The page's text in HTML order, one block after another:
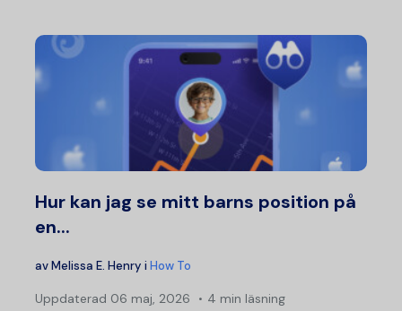
Hur kan jag se mitt barns position på
en...
avMelissa E. Henry i How To
Uppdaterad 06 maj, 2026 4 min läsning